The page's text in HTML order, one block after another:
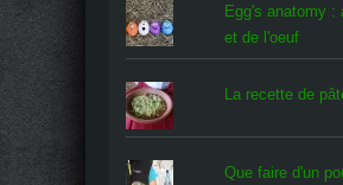
Egg's anatomy :
et de l'oeuf
La recette de
Que faire d'un